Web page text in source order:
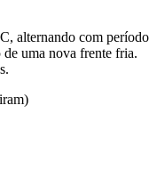
alternando com
de uma nova frente fria.